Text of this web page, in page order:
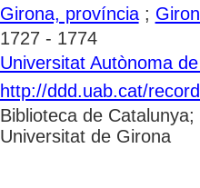
Girona, província;
1727 - 1774
Universitat Autònoma
http://ddd.uab.cat/
Biblioteca de
Universitat de Girona